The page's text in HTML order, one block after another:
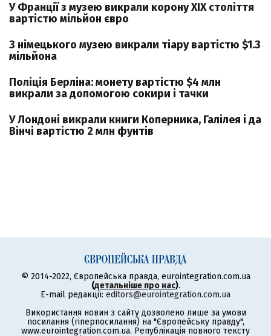
У Франції з музею викрали корону XIX століття
вартістю мільйон євро
З німецького музею викрали тіару вартістю $1.3
мільйона
Поліція Берліна: монету вартістю $4 млн
викрали за допомогою сокири і тачки
У Лондоні викрали книги Коперника, Галілея і да
Вінчі вартістю 2 млн фунтів
© 2014-2022, Європейська правда, eurointegration.com.ua
(детальніше про нас).
E-mail редакції: editors@eurointegration.com.ua
Використання новин з сайту дозволено лише за умови
посилання (гіперпосилання) на "Європейську правду",
www.eurointegration.com.ua. Републікація повного тексту